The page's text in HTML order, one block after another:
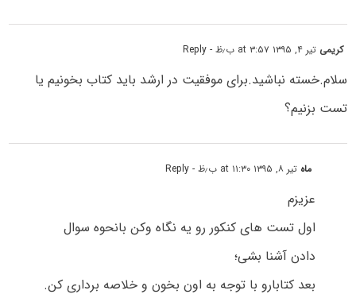
کریمی تیر ۴, ۱۳۹۵ at ۳:۵۷ ب٫ظ - Reply
سلام.خسته نباشید.برای موفقیت در ارشد باید کتاب بخونیم یا
تست بزنیم؟
ماه تیر ۸, ۱۳۹۵ at ۱۱:۳۰ ب٫ظ - Reply
عزیزم
اول تست های کنکور رو یه نگاه وکن بانحوه سوال
دادن آشنا بشی؛
بعد کتابارو با توجه به اون بخون و خلاصه برداری کن.